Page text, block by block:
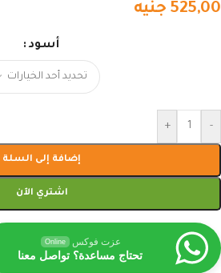
525,00 جنيه
أسود
-
+
إضافة إلى السلة
اشتري الآن
عزت فوكس Online
تحتاج مساعدة؟ تواصل معنا